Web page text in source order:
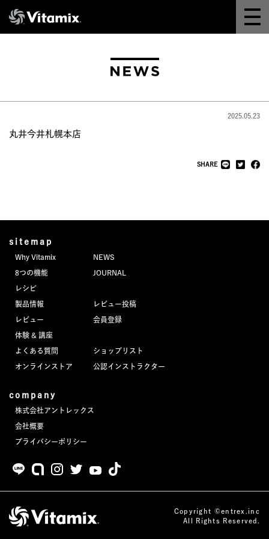
JOURNAL
2025.05.23
丸井今井札幌本店
SHARE
sitemap
Why Vitamix
8つの機能
レシピ
製品情報
レビュー
体験 & 講座
よくある質問
オンラインストア
NEWS
JOURNAL
レビュー投稿
会員登録
ショップリスト
公認インストラクター
company
株式会社アントレックス
会社概要
プライバシーポリシー
Copyright ©entrex.inc
All Rights Reserved.